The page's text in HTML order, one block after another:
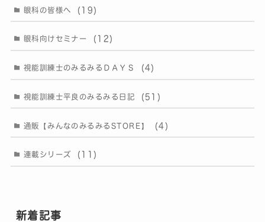
眼科の皆様へ (19)
眼科向けセミナー (12)
視能訓練士のみるみるＤＡＹＳ (4)
視能訓練士平良のみるみる日記 (51)
通販【みんなのみるみるSTORE】 (4)
連載シリーズ (11)
新着記事